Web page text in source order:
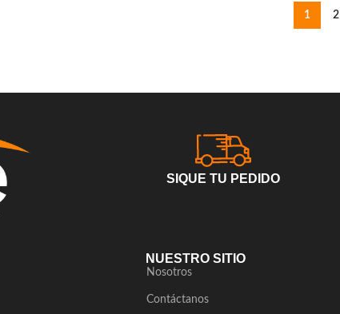
1 2
SIQUE TU PEDIDO
NUESTRO SITIO
Nosotros
Contáctanos